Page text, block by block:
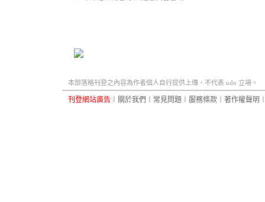
本部落格刊登之內容為作者個人自行提供上傳，不代表 udn 立場。
刊登網站廣告 關於我們 常見問題 服務條款 著作權聲明